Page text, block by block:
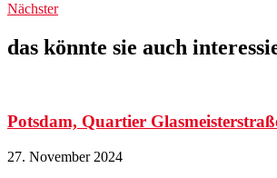
Nächster
das könnte sie auch
Potsdam, Quartier
27. November 2024